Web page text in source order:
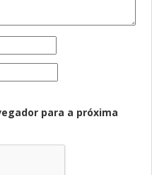
para a próxima